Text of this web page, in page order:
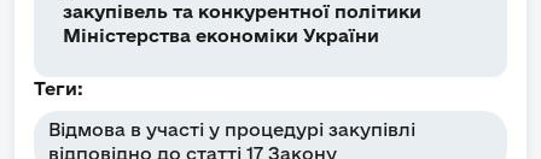
закупівель та конкурентної політики
Міністерства економіки України
Теги:
Відмова в участі у процедурі закупівлі
відповідно до статті 17 Закону